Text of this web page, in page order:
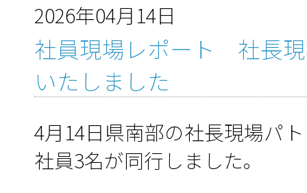
2026年04月14日
社員現場レポート 社長
いたしました
4月14日県南部の社長現場パ
社員3名が同行しました。